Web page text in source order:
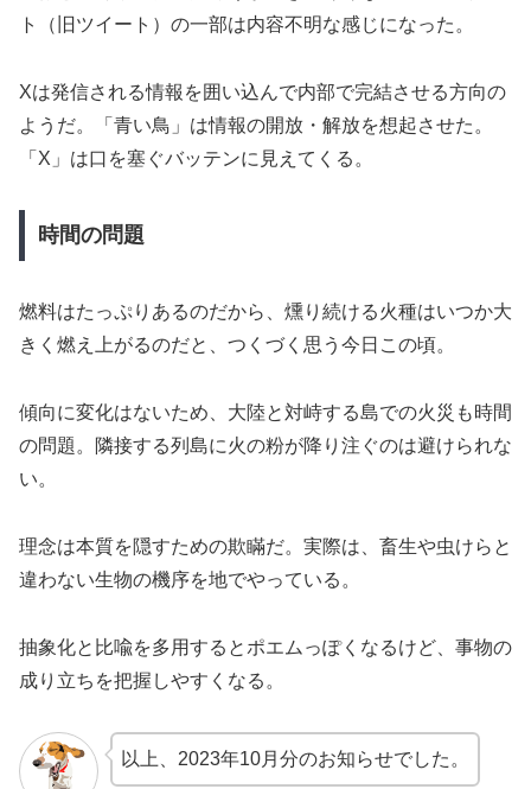
ト（旧ツイート）の一部は内容不明な感じになった。
Xは発信される情報を囲い込んで内部で完結させる方向の
ようだ。「青い鳥」は情報の開放・解放を想起させた。
「X」は口を塞ぐバッテンに見えてくる。
時間の問題
燃料はたっぷりあるのだから、燻り続ける火種はいつか大
きく燃え上がるのだと、つくづく思う今日この頃。
傾向に変化はないため、大陸と対峙する島での火災も時間
の問題。隣接する列島に火の粉が降り注ぐのは避けられな
い。
理念は本質を隠すための欺瞞だ。実際は、畜生や虫けらと
違わない生物の機序を地でやっている。
抽象化と比喩を多用するとポエムっぽくなるけど、事物の
成り立ちを把握しやすくなる。
以上、2023年10月分のお知らせでした。